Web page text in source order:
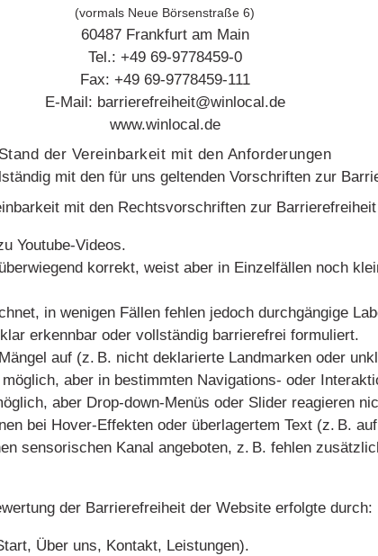
(vormals Neue Börsenstraße 6)
60487 Frankfurt am Main
Tel.: +49 69-9778459-0
Fax: +49 69-9778459-111
E-Mail: barrierefreiheit@winlocal.de
www.winlocal.de
Stand der Vereinbarkeit mit den Anforderungen
mit den für uns geltenden Vorschriften zur
mit den Rechtsvorschriften zur Barrierefreiheit
Youtube-Videos.
korrekt, weist aber in Einzelfällen noch
in wenigen Fällen fehlen jedoch durchgängige
erkennbar oder vollständig barrierefrei formuliert.
auf (z. B. nicht deklarierte Landmarken oder
aber in bestimmten Navigations- oder
aber Drop-down-Menüs oder Slider reagieren
bei Hover-Effekten oder überlagertem Text (z. B.
sensorischen Kanal angeboten, z. B. fehlen
der Barrierefreiheit der Website erfolgte durch:
Über uns, Kontakt, Leistungen).